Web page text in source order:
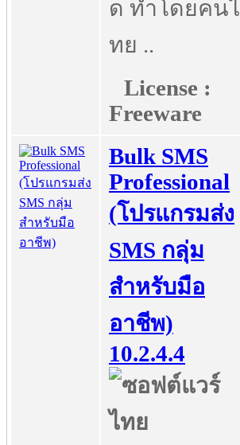
ด ทำโดยคนไ
ทย ..
License :
Freeware
Bulk SMS
Professional
(โปรแกรมส่ง
SMS กลุ่ม
สำหรับมือ
อาชีพ)
10.2.4.4